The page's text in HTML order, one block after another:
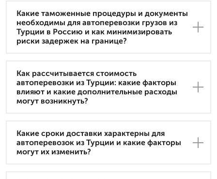
Какие таможенные процедуры и документы
необходимы для автоперевозки грузов из
Турции в Россию и как минимизировать
риски задержек на границе?
Как рассчитывается стоимость
автоперевозки из Турции: какие факторы
влияют и какие дополнительные расходы
могут возникнуть?
Какие сроки доставки характерны для
автоперевозок из Турции и какие факторы
могут их изменить?